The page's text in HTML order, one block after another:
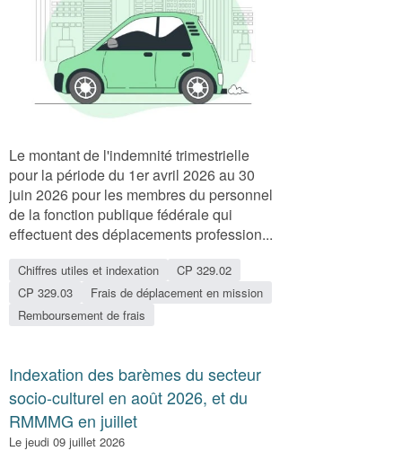
Le montant de l'indemnité trimestrielle
pour la période du 1er avril 2026 au 30
juin 2026 pour les membres du personnel
de la fonction publique fédérale qui
effectuent des déplacements profession...
Chiffres utiles et indexation
CP 329.02
CP 329.03
Frais de déplacement en mission
Remboursement de frais
Indexation des barèmes du secteur
socio-culturel en août 2026, et du
RMMMG en juillet
Le jeudi 09 juillet 2026